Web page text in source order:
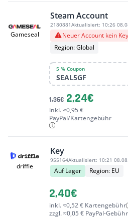
Gameseal
Steam Account
2180881Aktualisiert: 10:26
Neuer Account kein Key
Region: Global
5 % Coupon
SEAL5GF
1,36€ 2,24€
inkl. ≈0,95 €
PayPal/Kartengebühr
driffle
Key
955164Aktualisiert: 10:21
Auf Lager Region: EU
2,40€
inkl. ≈0,52 € Kartengebühr
zzgl. ≈0,05 € PayPal-Gebühr